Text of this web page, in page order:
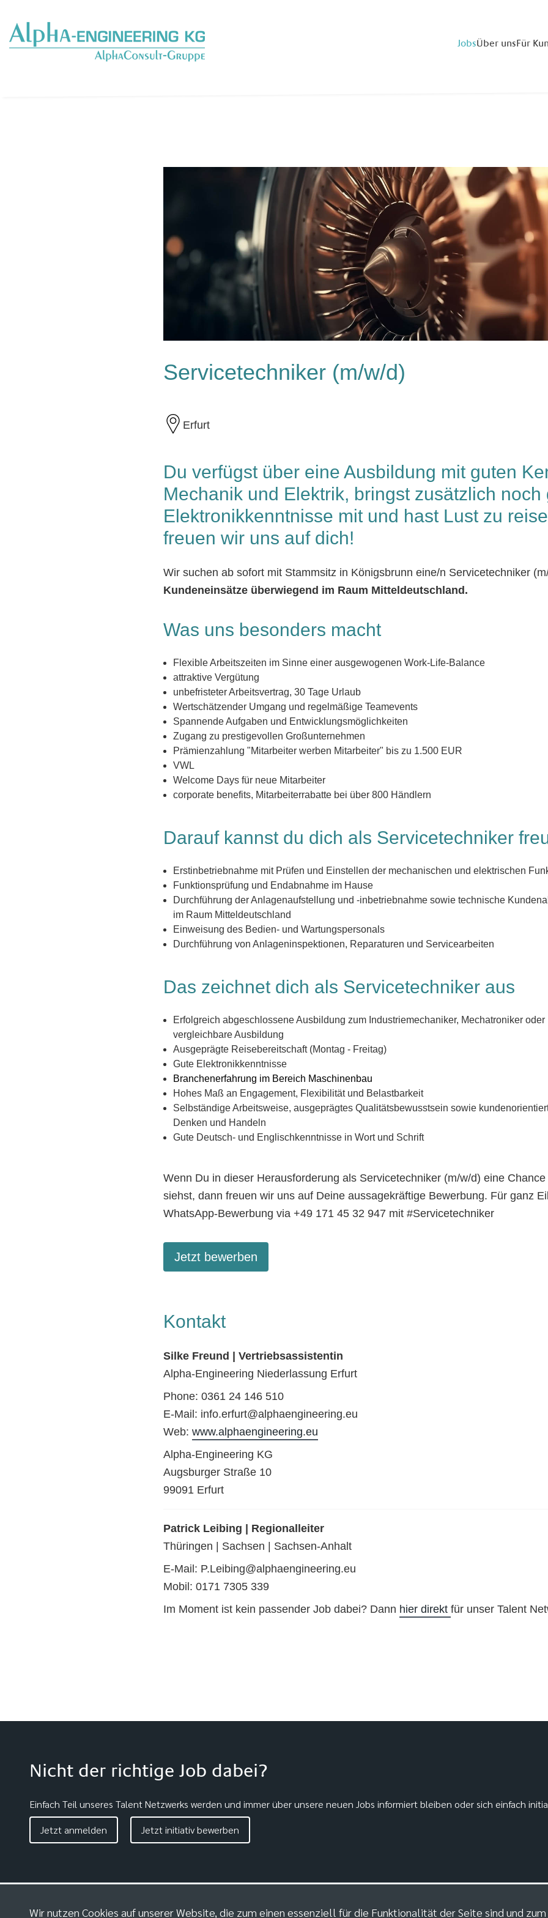
JobsÜber unsFür
Servicetechniker (m/w/d)
Erfurt
Du verfügst über eine Ausbildung mit guten
Mechanik und Elektrik, bringst zusätzlich noch
Elektronikkenntnisse mit und hast Lust zu
freuen wir uns auf dich!
Wir suchen ab sofort mit Stammsitz in Königsbrunn eine/n Servicetechniker
Kundeneinsätze überwiegend im Raum Mitteldeutschland.
Was uns besonders macht
Flexible Arbeitszeiten im Sinne einer ausgewogenen Work-Life-Balance
attraktive Vergütung
unbefristeter Arbeitsvertrag, 30 Tage Urlaub
Wertschätzender Umgang und regelmäßige Teamevents
Spannende Aufgaben und Entwicklungsmöglichkeiten
Zugang zu prestigevollen Großunternehmen
Prämienzahlung "Mitarbeiter werben Mitarbeiter" bis zu 1.500 EUR
VWL
Welcome Days für neue Mitarbeiter
corporate benefits, Mitarbeiterrabatte bei über 800 Händlern
Darauf kannst du dich als Servicetechniker
Erstinbetriebnahme mit Prüfen und Einstellen der mechanischen und elektrischen
Funktionsprüfung und Endabnahme im Hause
Durchführung der Anlagenaufstellung und -inbetriebnahme sowie technische
im Raum Mitteldeutschland
Einweisung des Bedien- und Wartungspersonals
Durchführung von Anlageninspektionen, Reparaturen und Servicearbeiten
Das zeichnet dich als Servicetechniker aus
Erfolgreich abgeschlossene Ausbildung zum Industriemechaniker, Mechatroniker oder
vergleichbare Ausbildung
Ausgeprägte Reisebereitschaft (Montag - Freitag)
Gute Elektronikkenntnisse
Branchenerfahrung im Bereich Maschinenbau
Hohes Maß an Engagement, Flexibilität und Belastbarkeit
Selbständige Arbeitsweise, ausgeprägtes Qualitätsbewusstsein sowie
Denken und Handeln
Gute Deutsch- und Englischkenntnisse in Wort und Schrift
Wenn Du in dieser Herausforderung als Servicetechniker (m/w/d) eine
siehst, dann freuen wir uns auf Deine aussagekräftige Bewerbung. Für ganz
WhatsApp-Bewerbung via +49 171 45 32 947 mit #Servicetechniker
Jetzt bewerben
Kontakt
Silke Freund | Vertriebsassistentin
Alpha-Engineering Niederlassung Erfurt
Phone: 0361 24 146 510
E-Mail: info.erfurt@alphaengineering.eu
Web:www.alphaengineering.eu
Alpha-Engineering KG
Augsburger Straße 10
99091 Erfurt
Patrick Leibing | Regionalleiter
Thüringen | Sachsen | Sachsen-Anhalt
E-Mail: P.Leibing@alphaengineering.eu
Mobil: 0171 7305 339
Im Moment ist kein passender Job dabei? Dann hier direktfür unser Talent
Nicht der richtige Job dabei?
Einfach Teil unseres Talent Netzwerks werden und immer über unsere neuen Jobs informiert bleiben oder sich einfach
Jetzt anmelden
Jetzt initiativ bewerben
Wir nutzen Cookies auf unserer Website, die zum einen essenziell für die Funktionalität der Seite sind und